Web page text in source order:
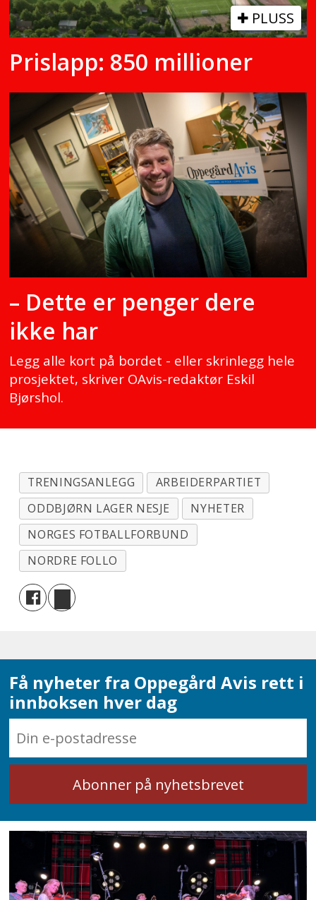
PLUSS
Prislapp: 850 millioner
– Dette er penger dere
ikke har
Legg alle kort på bordet - eller skrinlegg hele
prosjektet, skriver OAvis-redaktør Eskil
Bjørshol.
TRENINGSANLEGG
ARBEIDERPARTIET
ODDBJØRN LAGER NESJE
NYHETER
NORGES FOTBALLFORBUND
NORDRE FOLLO
Få nyheter fra Oppegård Avis rett i
innboksen hver dag